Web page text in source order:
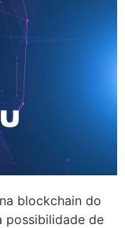
blockchain do
possibilidade de